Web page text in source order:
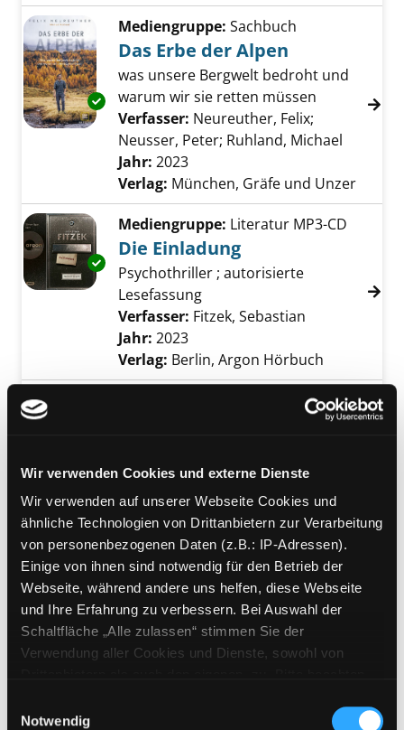
Wir verwenden Cookies und externe Dienste
Wir verwenden auf unserer Webseite Cookies und
ähnliche Technologien von Drittanbietern zur Verarbeitung
von personenbezogenen Daten (z.B.: IP-Adressen).
Einige von ihnen sind notwendig für den Betrieb der
Webseite, während andere uns helfen, diese Webseite
und Ihre Erfahrung zu verbessern. Bei Auswahl der
Schaltfläche „Alle zulassen“ stimmen Sie der
Verwendung aller Cookies und Dienste, sowohl von
Cookies von Drittanbietern, eine Verarbeitung in
Notwendig
Exemplar-Details von Das Erbe der Alpen
Mediengruppe: Sachbuch
Das Erbe der Alpen
was unsere Bergwelt bedroht und
warum wir sie retten müssen
Verfasser: Neureuther, Felix;
Neusser, Peter; Ruhland, Michael
Jahr: 2023
Verlag: München, Gräfe und Unzer
Exemplar-Details von Die Einladung anzeigen
Mediengruppe: Literatur MP3-CD
Die Einladung
Psychothriller ; autorisierte
Lesefassung
Verfasser: Fitzek, Sebastian
Jahr: 2023
Verlag: Berlin, Argon Hörbuch
Jahr:2022Verlag:[o. O.], Grandfilm
Exemplar-Details von Das Kochbuch der
Mediengruppe:Sachbuch
Das Kochbuch der Bäuerin
die gute alpenländische Küche ;
über 1000 Rezepte
Suche nach diesem Verfasser
Jahr:2015
Verlag:Salzburg, Verlag Anton
Pustet
Exemplar-Details von Dunkle Schluchten